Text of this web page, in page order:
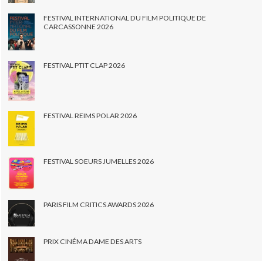
FESTIVAL INTERNATIONAL DU FILM POLITIQUE DE
CARCASSONNE 2026
FESTIVAL PTIT CLAP 2026
FESTIVAL REIMS POLAR 2026
FESTIVAL SOEURS JUMELLES 2026
PARIS FILM CRITICS AWARDS 2026
PRIX CINÉMA DAME DES ARTS